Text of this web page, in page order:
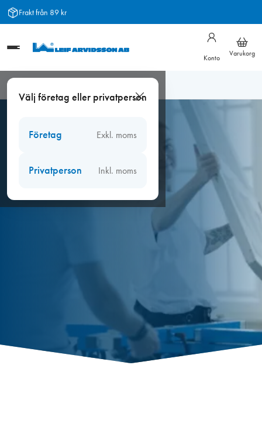
Hoppa
Frakt från 89 kr
Konto
Varukorg
Välj företag eller privatperson
Företag Exkl. moms
Privatperson Inkl. moms